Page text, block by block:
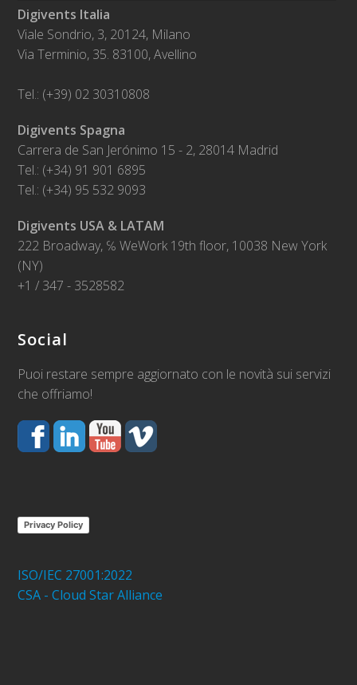
Digivents Italia
Viale Sondrio, 3, 20124, Milano
Via Terminio, 35. 83100, Avellino
Tel.: (+39) 02 30310808
Digivents Spagna
Carrera de San Jerónimo 15 - 2, 28014 Madrid
Tel.: (+34) 91 901 6895
Tel.: (+34) 95 532 9093
Digivents USA & LATAM
222 Broadway, ℅ WeWork 19th floor, 10038 New York
(NY)
+1 / 347 - 3528582
Social
Puoi restare sempre aggiornato con le novità sui servizi
che offriamo!
Privacy Policy
ISO/IEC 27001:2022
CSA - Cloud Star Alliance